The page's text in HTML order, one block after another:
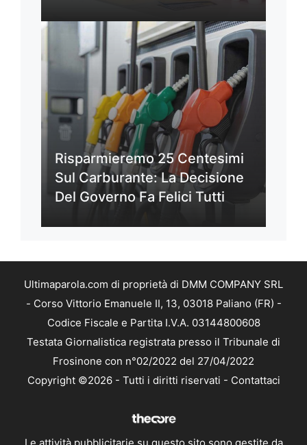
Risparmieremo 25 Centesimi
Sul Carburante: La Decisione
Del Governo Fa Felici Tutti
Ultimaparola.com di proprietà di DMM COMPANY SRL
- Corso Vittorio Emanuele II, 13, 03018 Paliano (FR) -
Codice Fiscale e Partita I.V.A. 03144800608
Testata Giornalistica registrata presso il Tribunale di
Frosinone con n°02/2022 del 27/04/2022
Copyright ©2026 - Tutti i diritti riservati - Contattaci